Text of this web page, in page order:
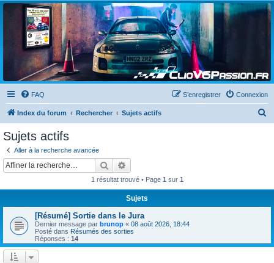
Clio V6 Passion
Le site français des passionnés de Clio V6
FAQ Connexion
S’enregistrer
Index du forum Rechercher Sujets actifs
r
Sujets actifs
Aller à la recherche avancée
Rechercher
1 résultat trouvé • Page 1 sur 1
Sujets
[Résumé] Sortie dans le Jura
Dernier message par brunop « 08 août 2026, 18:44
Posté dans Résumés des sorties
Réponses : 14